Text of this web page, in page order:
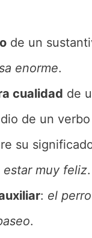
de un
enorme.
cualidad de
de un
su
estar muy feliz.
: el
.